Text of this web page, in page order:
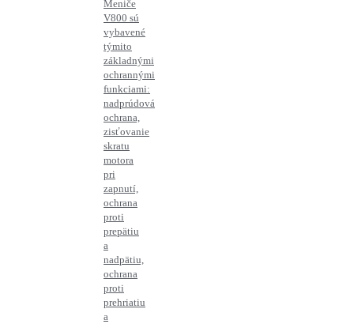
Meniče
V800 sú
vybavené
týmito
základnými
ochrannými
funkciami:
nadprúdová
ochrana,
zisťovanie
skratu
motora
pri
zapnutí,
ochrana
proti
prepätiu
a
nadpätiu,
ochrana
proti
prehriatiu
a